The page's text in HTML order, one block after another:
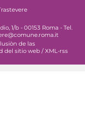
1/b - 00153 Roma - Tel.
de las
del sitio web /XML-rss